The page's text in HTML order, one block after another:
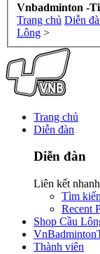
Vnbadminton -
Trang chủ Diễn
Lông >
Trang chủ
Diễn đàn
Diễn đàn
Liên kết nhanh
Tìm
Recent
Shop Cầu
Thành viên